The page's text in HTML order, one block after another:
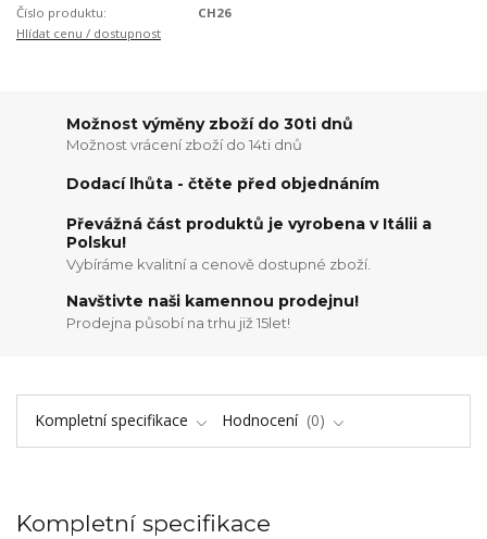
Číslo produktu:
CH26
Hlídat cenu / dostupnost
Možnost výměny zboží do 30ti dnů
Možnost vrácení zboží do 14ti dnů
Dodací lhůta - čtěte před objednáním
Převážná část produktů je vyrobena v Itálii a
Polsku!
Vybíráme kvalitní a cenově dostupné zboží.
Navštivte naši kamennou prodejnu!
Prodejna působí na trhu již 15let!
Kompletní specifikace Hodnocení 0
Kompletní specifikace